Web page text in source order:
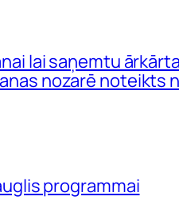
lai saņemtu
nozarē noteikts
programmai